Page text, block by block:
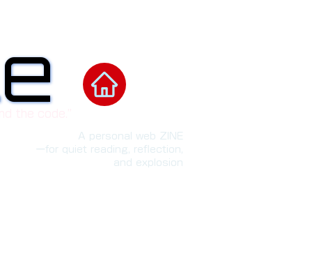
A personal web ZINE
ーfor quiet reading, reflection,
and explosion